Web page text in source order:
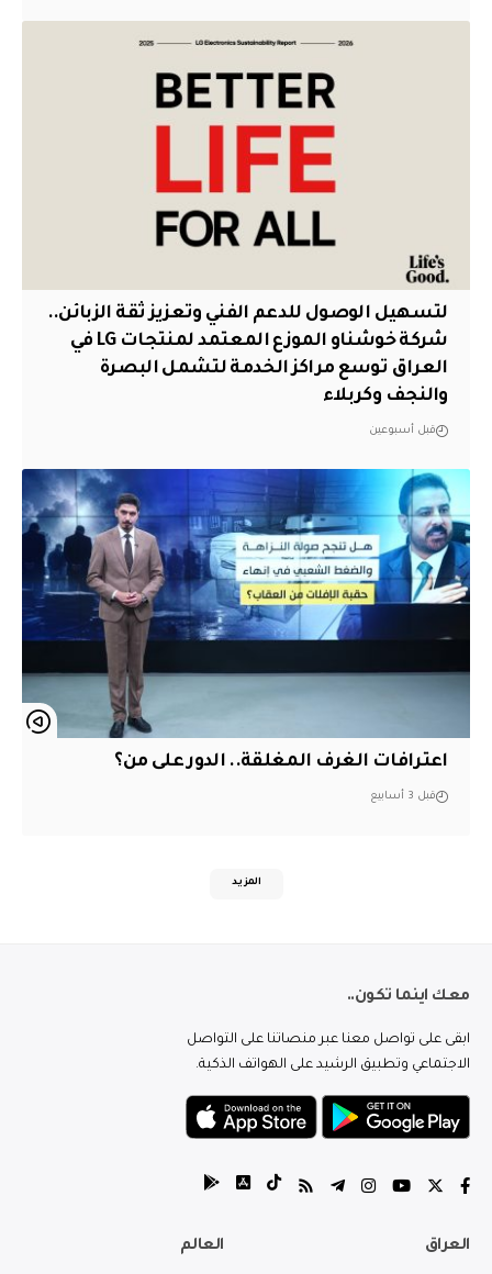
لتسهيل الوصول للدعم الفني وتعزيز ثقة الزبائن..
شركة خوشناو الموزع المعتمد لمنتجات LG في
العراق توسع مراكز الخدمة لتشمل البصرة
والنجف وكربلاء
قبل أسبوعين
اعترافات الغرف المغلقة.. الدور على من؟
قبل 3 أسابيع
المزيد
معك اينما تكون..
ابقى على تواصل معنا عبر منصاتنا على التواصل
الاجتماعي وتطبيق الرشيد على الهواتف الذكية.
العراق العالم